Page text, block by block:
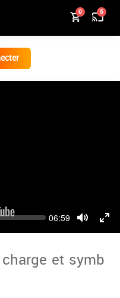
0 5
Current
06:59
et symb